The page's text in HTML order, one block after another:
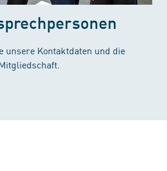
unsere Kontaktdaten und die